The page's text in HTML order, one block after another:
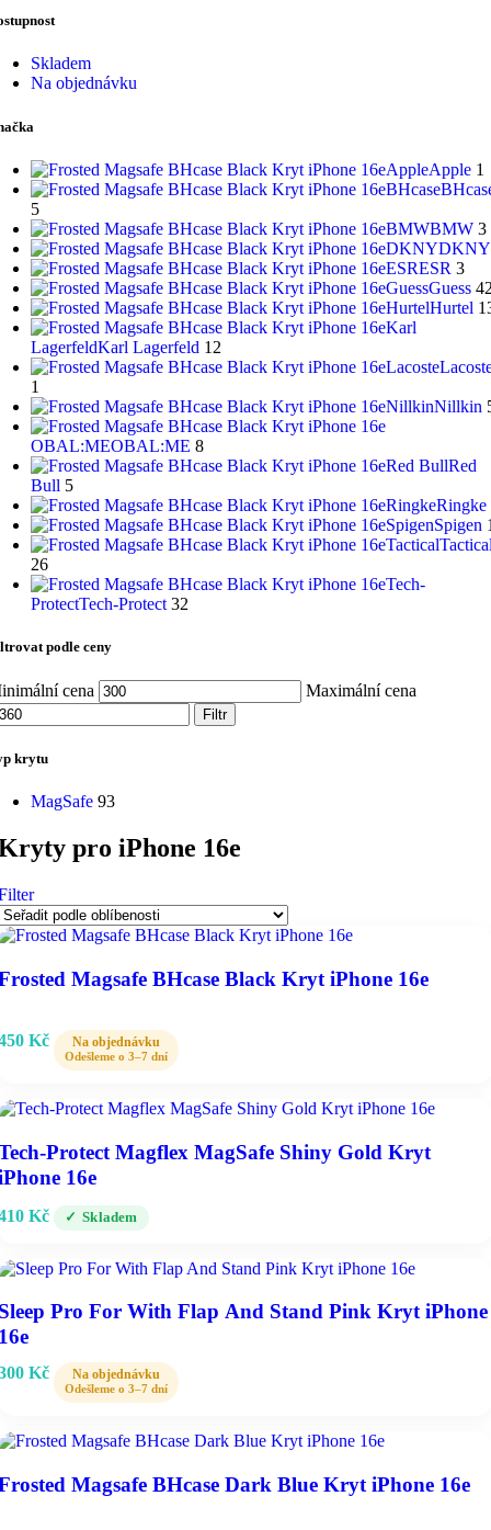
Skladem
Na objednávku
AppleApple 1
BHcase
5
BMWBMW 3
DKNYDKNY
ESRESR 3
GuessGuess
HurtelHurtel
Karl
LagerfeldKarl Lagerfeld 12
Lacoste
1
NillkinNillkin
OBAL:MEOBAL:ME 8
Red BullRed
Bull 5
RingkeRingke
SpigenSpigen
Tactical
26
Tech-
ProtectTech-Protect 32
podle ceny
cena Maximální cena
Filtr
krytu
MagSafe 93
pro iPhone 16e
Magsafe BHcase Black Kryt iPhone 16e
Kč
Protect Magflex MagSafe Shiny Gold Kryt
16e
Kč Skladem
Pro For With Flap And Stand Pink Kryt iPhone
Kč
Magsafe BHcase Dark Blue Kryt iPhone 16e